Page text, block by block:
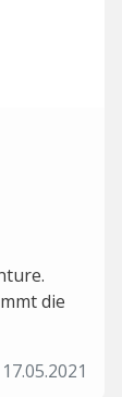
die
17.05.2021